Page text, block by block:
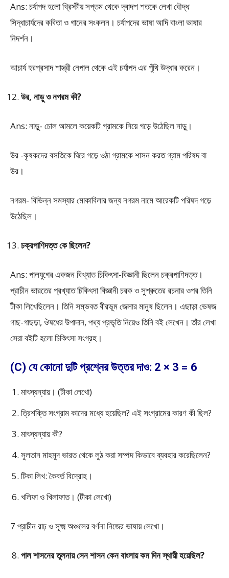
Ans: চর্যাপদ হলো খ্রিস্টীয় সপ্তম থেকে দ্বাদশ শতকে লেখা বৌদ্ধ
সিদ্ধাচার্যদের কবিতা ও গানের সংকলন। চর্যাপদের ভাষা আদি বাংলা ভাষার
নিদর্শন।
আচার্য হরপ্রসাদ শাস্ত্রী নেপাল থেকে এই চর্যাপদ এর পুঁথি উদ্ধার করেন।
উর, নাড়ু ও নগরম কী?
Ans: নাড়ু- চোল আমলে কয়েকটি গ্রামকে নিয়ে গড়ে উঠেছিল নাড়ু।
উর -কৃষকদের বসতিকে ঘিরে গড়ে ওঠা গ্রামকে শাসন করত গ্রাম পরিষদ বা
উর।
নগরম- বিভিন্ন সমস্যার মোকাবিলার জন্য নগরম নামে আরেকটি পরিষদ গড়ে
উঠেছিল।
চক্রপাণিদত্ত কে ছিলেন?
Ans: পালযুগের একজন বিখ্যাত চিকিৎসা-বিজ্ঞানী ছিলেন চক্রপাণিদত্ত।
প্রাচীন ভারতের প্রখ্যাত চিকিৎসা বিজ্ঞানী চরক ও সুশ্রুতের রচনার ওপর তিনি
টীকা লিখেছিলেন। তিনি সম্ভবত বীরভূম জেলার মানুষ ছিলেন। এছাড়া ভেষজ
গাছ-গাছড়া, ঔষধের উপাদান, পথ্য প্রভৃতি নিয়েও তিনি বই লেখেন। তাঁর লেখা
সেরা বইটি হলো চিকিৎসা সংগ্রহ।
(C) যে কোনো দুটি প্রশ্নের উত্তর দাও: 2 × 3 = 6
মাৎস্যন্যায়। (টীকা লেখো)
ত্রিশক্তি সংগ্রাম কাদের মধ্যে হয়েছিল? এই সংগ্রামের কারণ কী ছিল?
মাৎস্যন্যায় কী?
সুলতান মাহমুদ ভারত থেকে লুঠ করা সম্পদ কিভাবে ব্যবহার করেছিলেন?
টিকা লিখ: কৈবর্ত বিদ্রোহ।
খলিফা ও খিলাফাত। (টীকা লেখো)
7 প্রাচীন রাঢ় ও সূক্ষ্ম অঞ্চলের বর্ণনা নিজের ভাষায় লেখো।
পাল শাসনের তুলনায় সেন শাসন কেন বাংলায় কম দিন স্থায়ী হয়েছিল?